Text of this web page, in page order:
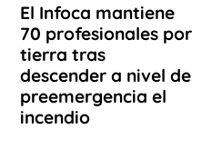
El Infoca mantiene
70 profesionales por
tierra tras
descender a nivel de
preemergencia el
incendio